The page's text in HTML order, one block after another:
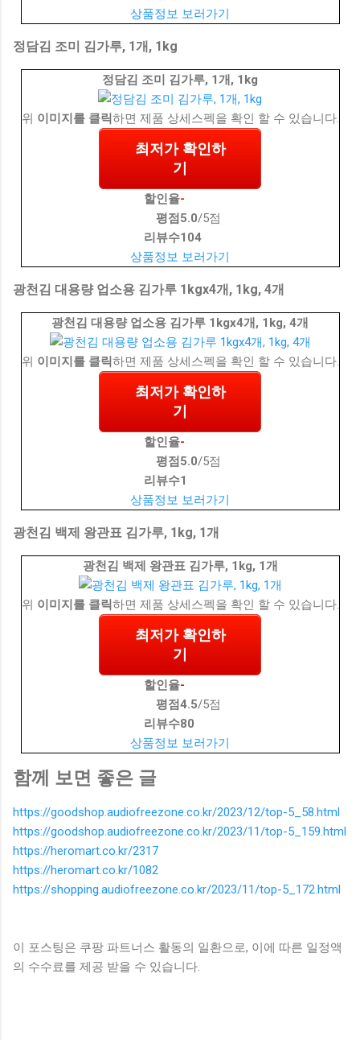
상품정보 보러가기
정담김 조미 김가루, 1개, 1kg
정담김 조미 김가루, 1개, 1kg
위 이미지를 클릭하면 제품 상세스펙을 확인 할 수 있습니다.
최저가 확인하
기
할인율-
평점 5.0/5점
리뷰수104
상품정보 보러가기
광천김 대용량 업소용 김가루 1kgx4개, 1kg, 4개
광천김 대용량 업소용 김가루 1kgx4개, 1kg, 4개
위 이미지를 클릭하면 제품 상세스펙을 확인 할 수 있습니다.
최저가 확인하
기
할인율-
평점 5.0/5점
리뷰수1
상품정보 보러가기
광천김 백제 왕관표 김가루, 1kg, 1개
광천김 백제 왕관표 김가루, 1kg, 1개
위 이미지를 클릭하면 제품 상세스펙을 확인 할 수 있습니다.
최저가 확인하
기
할인율-
평점4.5/5점
리뷰수80
상품정보 보러가기
함께 보면 좋은 글
https://goodshop.audiofreezone.co.kr/2023/12/top-5_58.html
https://goodshop.audiofreezone.co.kr/2023/11/top-5_159.html
https://heromart.co.kr/2317
https://heromart.co.kr/1082
https://shopping.audiofreezone.co.kr/2023/11/top-5_172.html
이 포스팅은 쿠팡 파트너스 활동의 일환으로, 이에 따른 일정액
의 수수료를 제공 받을 수 있습니다.